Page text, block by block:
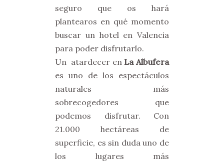
seguro que os hará
plantearos en qué momento
buscar un hotel en Valencia
para poder disfrutarlo.
Un atardecer enLa Albufera
es uno de los espectáculos
naturales más
sobrecogedores que
podemos disfrutar. Con
21.000 hectáreas de
superficie, es sin duda uno de
los lugares más